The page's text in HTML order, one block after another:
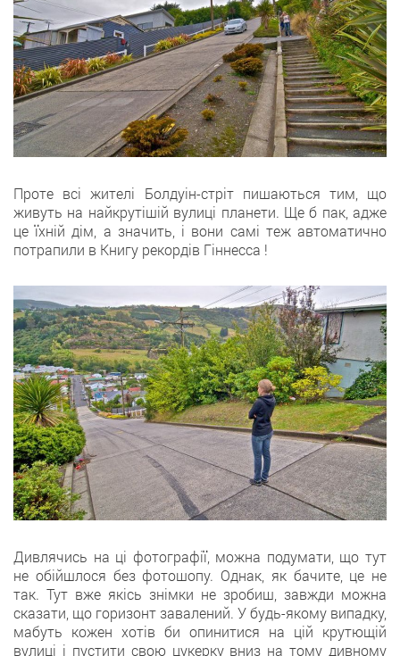
Проте всі жителі Болдуін-стріт пишаються тим, що
живуть на найкрутішій вулиці планети. Ще б пак, адже
це їхній дім, а значить, і вони самі теж автоматично
потрапили в Книгу рекордів Гіннесса !
Дивлячись на ці фотографії, можна подумати, що тут
не обійшлося без фотошопу. Однак, як бачите, це не
так. Тут вже якісь знімки не зробиш, завжди можна
сказати, що горизонт завалений. У будь-якому випадку,
мабуть кожен хотів би опинитися на цій крутющій
вулиці і пустити свою цукерку вниз на тому дивному